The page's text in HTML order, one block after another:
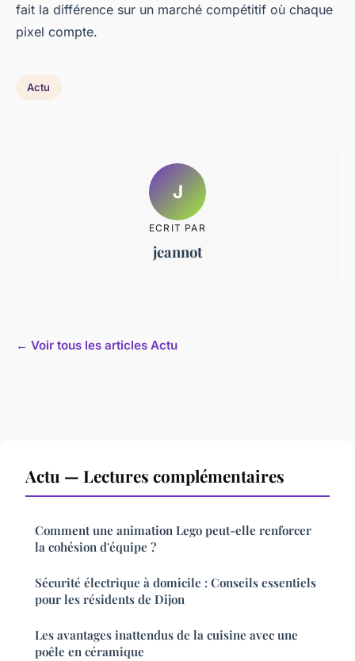
fait la différence sur un marché compétitif où chaque
pixel compte.
Actu
J
ECRIT PAR
jeannot
← Voir tous les articles Actu
Actu — Lectures complémentaires
Comment une animation Lego peut-elle renforcer
la cohésion d'équipe ?
Sécurité électrique à domicile : Conseils essentiels
pour les résidents de Dijon
Les avantages inattendus de la cuisine avec une
poêle en céramique